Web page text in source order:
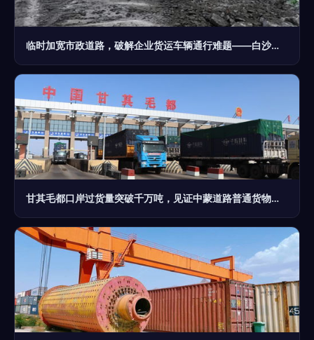
临时加宽市政道路，破解企业货运车辆通行难题——白沙工业园的务实之策
甘其毛都口岸过货量突破千万吨，见证中蒙道路普通货物运输新里程碑